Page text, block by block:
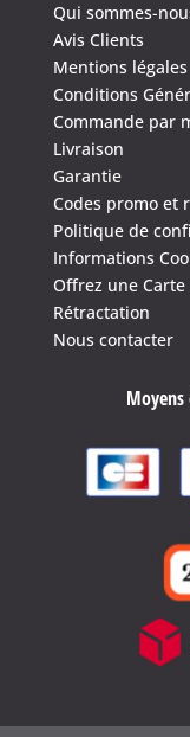
Qui sommes-
Avis Clients
Mentions légales
Conditions
Commande par
Livraison
Garantie
Codes promo et
Politique de
Informations
Offrez une
Rétractation
Nous contacter